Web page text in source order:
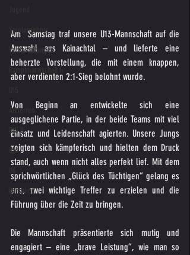
Spielergebnis
Veranstaltungen
Altherren
U15 B
U16
Bambinis
Am  Samstag traf unsere U13-Mannschaft auf die
Auswahl aus Kainachtal – und lieferte eine
beherzte Vorstellung, die mit einem knappen,
aber verdienten 2:1-Sieg belohnt wurde.
Von Beginn an entwickelte sich eine
ausgeglichene Partie, in der beide Teams mit viel
Einsatz und Leidenschaft agierten. Unsere Jungs
zeigten sich kämpferisch und hielten dem Druck
stand, auch wenn nicht alles perfekt lief. Mit dem
sprichwörtlichen „Glück des Tüchtigen“ gelang es
uns, zwei wichtige Treffer zu erzielen und die
Führung über die Zeit zu bringen.
Die Mannschaft präsentierte sich mutig und
engagiert – eine „brave Leistung“, wie man so